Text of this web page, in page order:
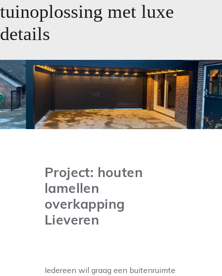
tuinoplossing met luxe
details
Project: houten
lamellen
overkapping
Lieveren
Iedereen wil graag een buitenruimte